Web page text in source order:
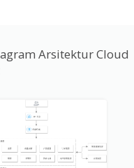
Arsitektur Cloud